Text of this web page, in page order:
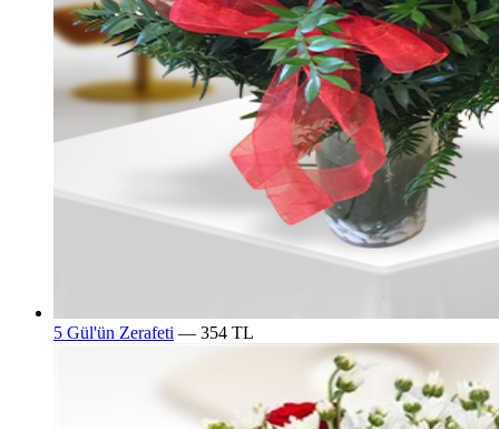
5 Gül'ün Zerafeti — 354 TL